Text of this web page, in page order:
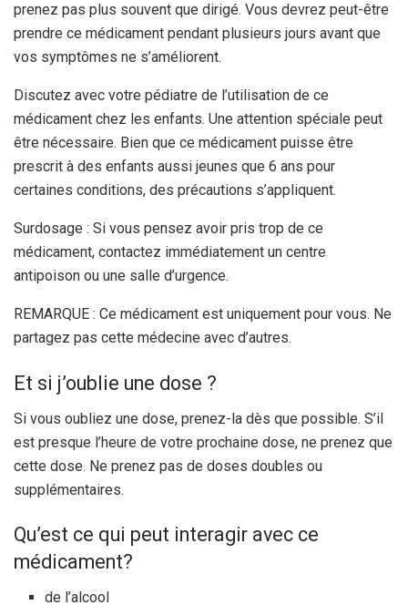
prenez pas plus souvent que dirigé. Vous devrez peut-être
prendre ce médicament pendant plusieurs jours avant que
vos symptômes ne s’améliorent.
Discutez avec votre pédiatre de l’utilisation de ce
médicament chez les enfants. Une attention spéciale peut
être nécessaire. Bien que ce médicament puisse être
prescrit à des enfants aussi jeunes que 6 ans pour
certaines conditions, des précautions s’appliquent.
Surdosage : Si vous pensez avoir pris trop de ce
médicament, contactez immédiatement un centre
antipoison ou une salle d’urgence.
REMARQUE : Ce médicament est uniquement pour vous. Ne
partagez pas cette médecine avec d’autres.
Et si j’oublie une dose ?
Si vous oubliez une dose, prenez-la dès que possible. S’il
est presque l’heure de votre prochaine dose, ne prenez que
cette dose. Ne prenez pas de doses doubles ou
supplémentaires.
Qu’est ce qui peut interagir avec ce
médicament?
de l’alcool